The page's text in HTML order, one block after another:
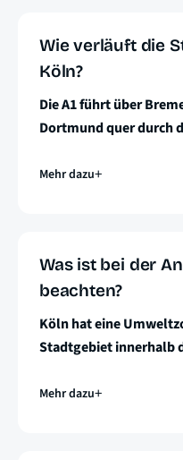
Wie verläuft die
Köln?
Die A1 führt über
Dortmund quer durch
Mehr dazu
Was ist bei der
beachten?
Köln hat eine
Stadtgebiet innerhalb
Mehr dazu